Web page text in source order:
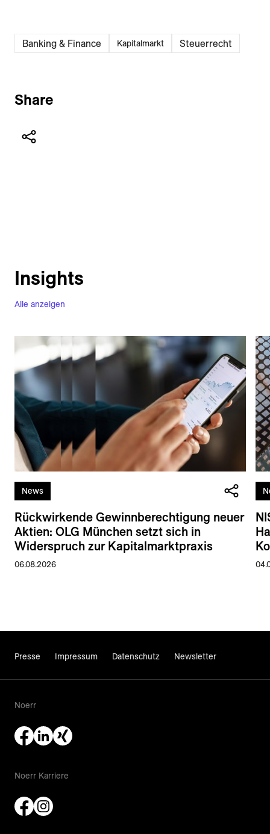
Banking & Finance Kapitalmarkt Steuerrecht
Share
Alle anzeigen
Insights
News
Rückwirkende Gewinnberechtigung neuer
Aktien: OLG München setzt sich in
Widerspruch zur Kapitalmarktpraxis
06.08.2026
Presse Impressum Datenschutz Newsletter
Noerr
Noerr Karriere